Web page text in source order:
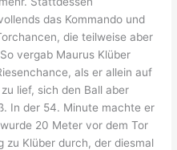
das Kommando und
die teilweise aber
vergab Maurus Klüber
als er allein auf
lief, sich den Ball aber
In der 54. Minute machte er
20 Meter vor dem Tor
Klüber durch, der diesmal